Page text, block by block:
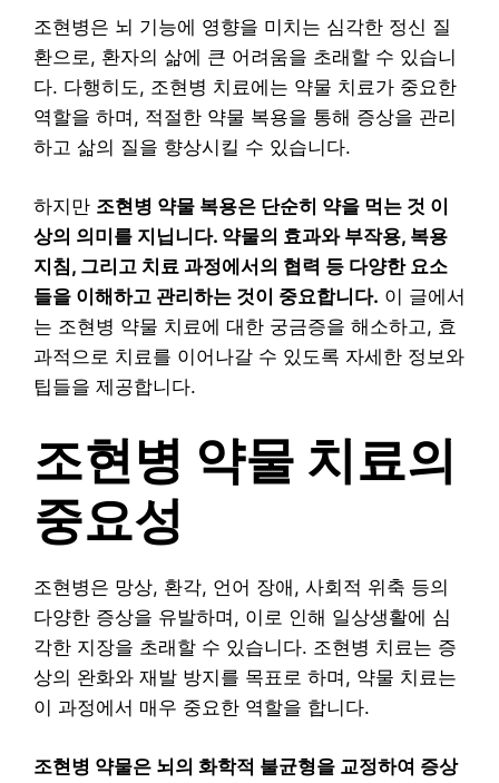
조현병은 뇌 기능에 영향을 미치는 심각한 정신 질
환으로, 환자의 삶에 큰 어려움을 초래할 수 있습니
다. 다행히도, 조현병 치료에는 약물 치료가 중요한
역할을 하며, 적절한 약물 복용을 통해 증상을 관리
하고 삶의 질을 향상시킬 수 있습니다.
하지만 조현병 약물 복용은 단순히 약을 먹는 것 이
상의 의미를 지닙니다. 약물의 효과와 부작용, 복용
지침, 그리고 치료 과정에서의 협력 등 다양한 요소
들을 이해하고 관리하는 것이 중요합니다. 이 글에서
는 조현병 약물 치료에 대한 궁금증을 해소하고, 효
과적으로 치료를 이어나갈 수 있도록 자세한 정보와
팁들을 제공합니다.
조현병 약물 치료의
중요성
조현병은 망상, 환각, 언어 장애, 사회적 위축 등의
다양한 증상을 유발하며, 이로 인해 일상생활에 심
각한 지장을 초래할 수 있습니다. 조현병 치료는 증
상의 완화와 재발 방지를 목표로 하며, 약물 치료는
이 과정에서 매우 중요한 역할을 합니다.
조현병 약물은 뇌의 화학적 불균형을 교정하여 증상